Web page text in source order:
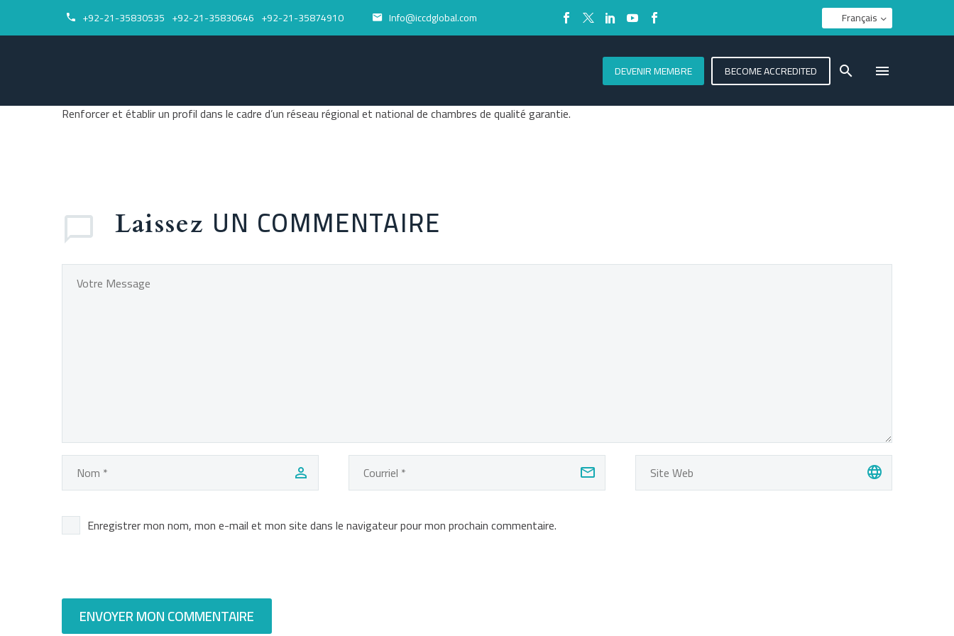

 +92-21-35830535 +92-21-35830646 +92-21-35874910 
 Info@iccdglobal.com Français
DEVENIR MEMBRE BECOME ACCREDITED
Renforcer et établir un profil dans le cadre d’un réseau régional et national de chambres de qualité garantie.
Laissez UN COMMENTAIRE
Enregistrer mon nom, mon e-mail et mon site dans le navigateur pour mon prochain commentaire.
ENVOYER MON COMMENTAIRE